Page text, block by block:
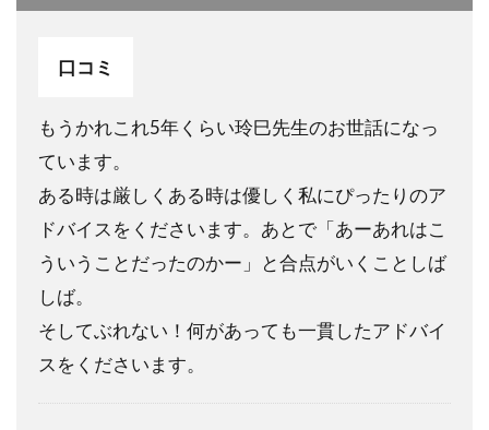
生
占
い
フ
ル
ラ
の
用
方
口コミ
もうかれこれ5年くらい玲巳先生のお世話になっ
ています。
ある時は厳しくある時は優しく私にぴったりのア
ドバイスをくださいます。あとで「あーあれはこ
ういうことだったのかー」と合点がいくことしば
しば。
そしてぶれない！何があっても一貫したアドバイ
スをくださいます。